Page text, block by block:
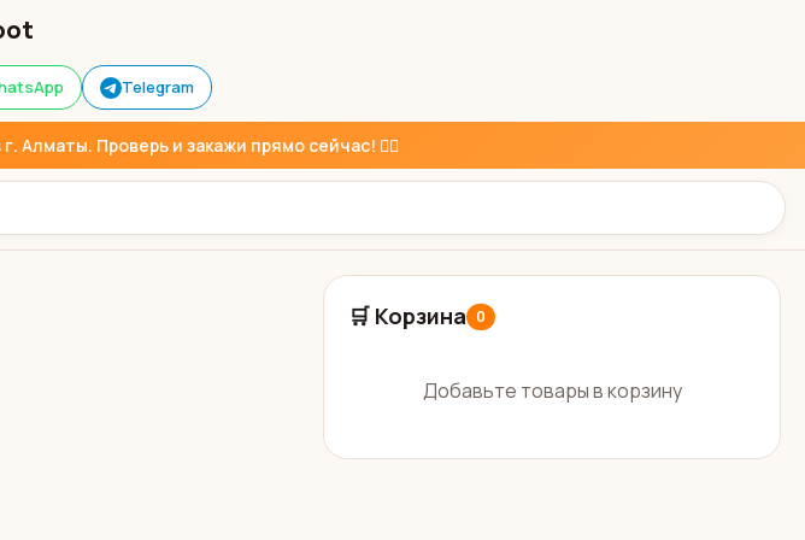
Telegram
Алматы. Проверь и закажи прямо сейчас! 👇🏼
🛒 Корзина 0
Добавьте товары в корзину